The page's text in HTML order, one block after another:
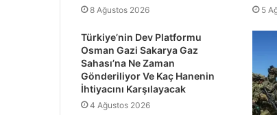
8 Ağustos 2026 5
Türkiye’nin Dev Platformu
Osman Gazi Sakarya Gaz
Sahası’na Ne Zaman
Gönderiliyor Ve Kaç Hanenin
İhtiyacını Karşılayacak
4 Ağustos 2026